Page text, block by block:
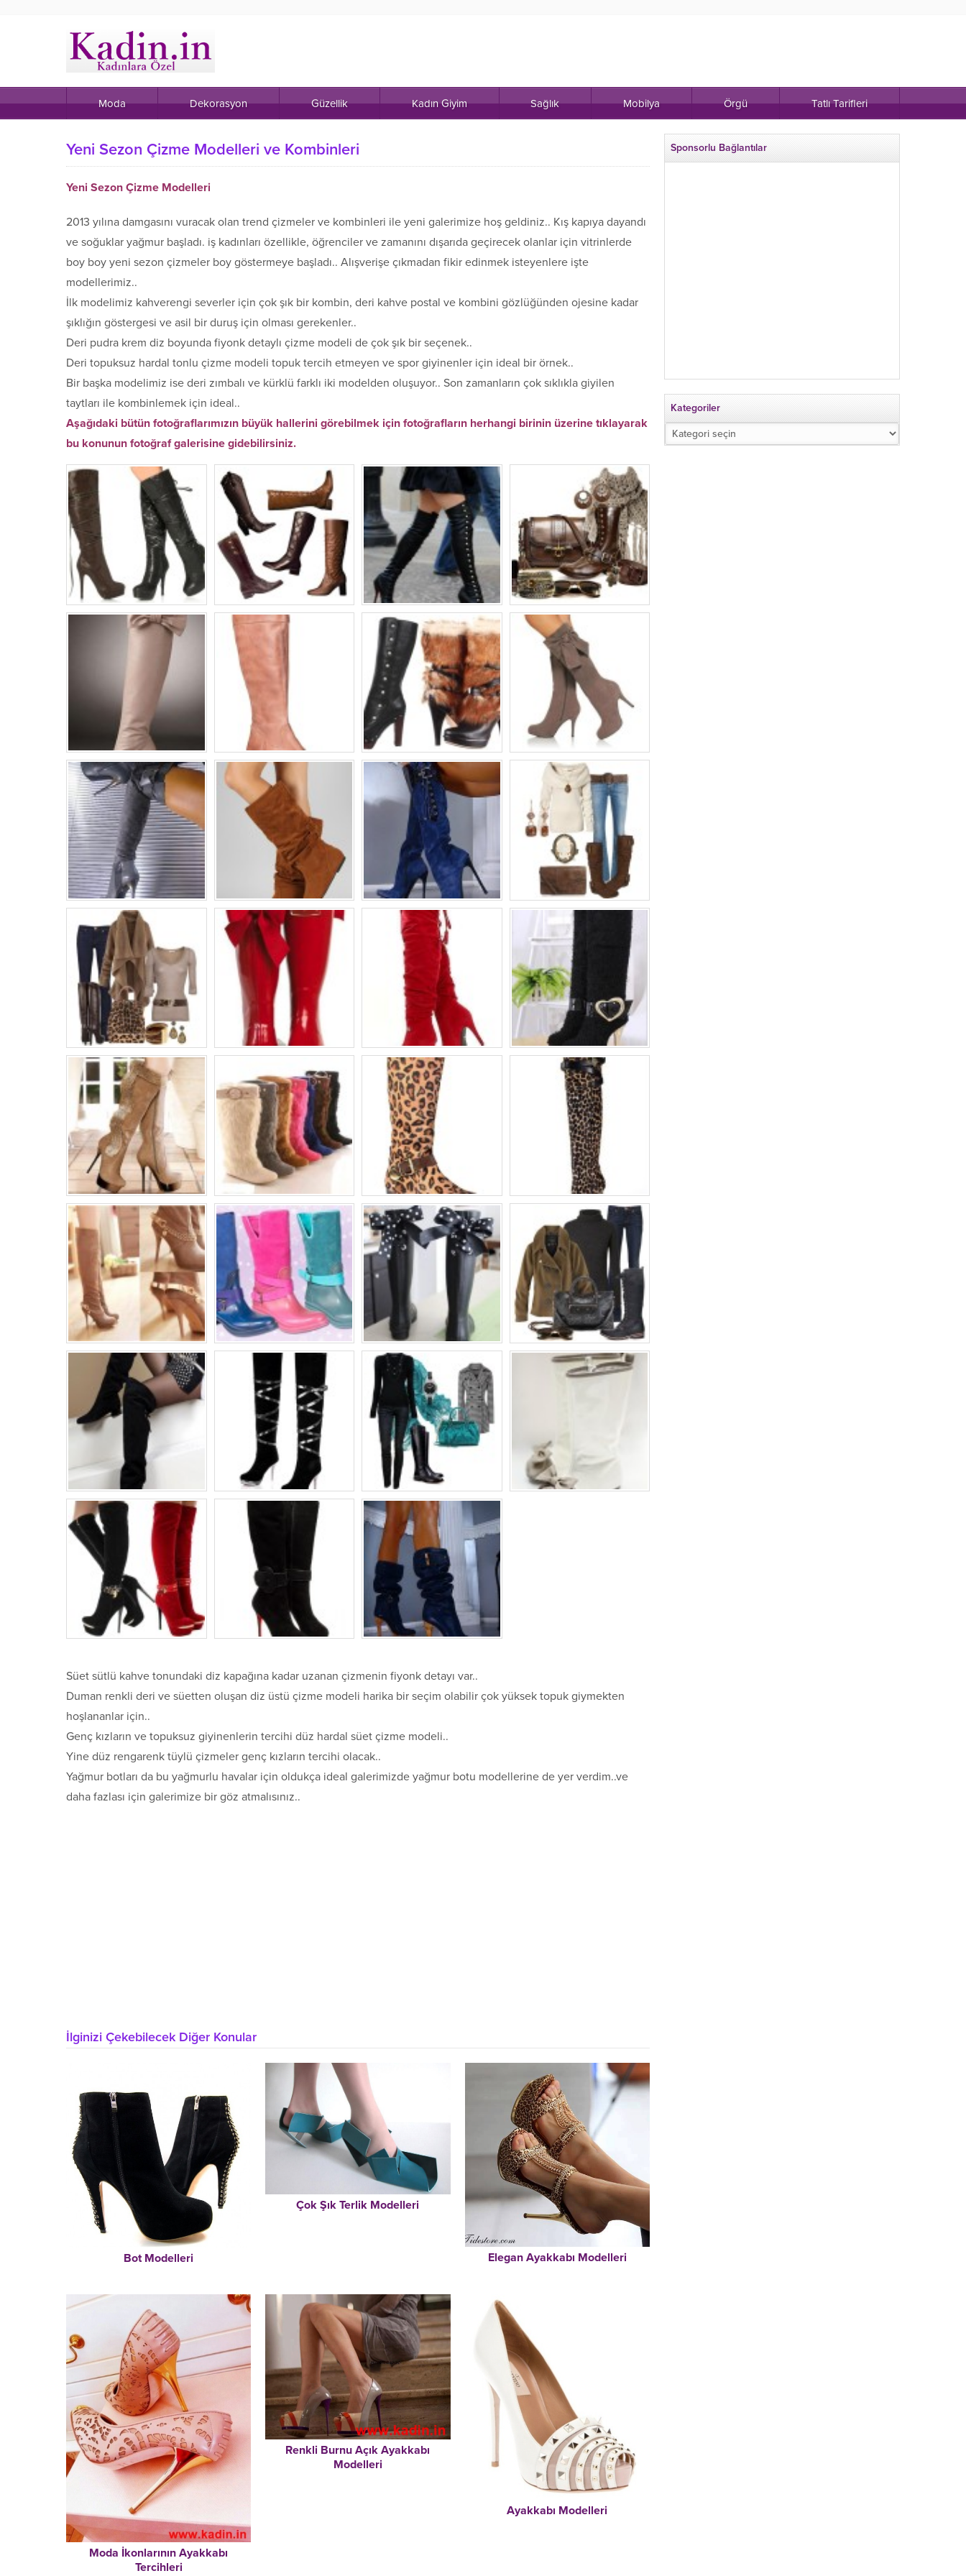
Moda Dekorasyon Güzellik Kadın Giyim Sağlık Mobilya Örgü Tatlı Tarifleri
Yeni Sezon Çizme Modelleri ve Kombinleri
Yeni Sezon Çizme Modelleri
2013 yılına damgasını vuracak olan trend çizmeler ve kombinleri ile yeni galerimize hoş geldiniz.. Kış kapıya dayandı
ve soğuklar yağmur başladı. iş kadınları özellikle, öğrenciler ve zamanını dışarıda geçirecek olanlar için vitrinlerde
boy boy yeni sezon çizmeler boy göstermeye başladı.. Alışverişe çıkmadan fikir edinmek isteyenlere işte
modellerimiz..
İlk modelimiz kahverengi severler için çok şık bir kombin, deri kahve postal ve kombini gözlüğünden ojesine kadar
şıklığın göstergesi ve asil bir duruş için olması gerekenler..
Deri pudra krem diz boyunda fiyonk detaylı çizme modeli de çok şık bir seçenek..
Deri topuksuz hardal tonlu çizme modeli topuk tercih etmeyen ve spor giyinenler için ideal bir örnek..
Bir başka modelimiz ise deri zımbalı ve kürklü farklı iki modelden oluşuyor.. Son zamanların çok sıklıkla giyilen
taytları ile kombinlemek için ideal..
Aşağıdaki bütün fotoğraflarımızın büyük hallerini görebilmek için fotoğrafların herhangi birinin üzerine tıklayarak
bu konunun fotoğraf galerisine gidebilirsiniz.
Süet sütlü kahve tonundaki diz kapağına kadar uzanan çizmenin fiyonk detayı var..
Duman renkli deri ve süetten oluşan diz üstü çizme modeli harika bir seçim olabilir çok yüksek topuk giymekten
hoşlananlar için..
Genç kızların ve topuksuz giyinenlerin tercihi düz hardal süet çizme modeli..
Yine düz rengarenk tüylü çizmeler genç kızların tercihi olacak..
Yağmur botları da bu yağmurlu havalar için oldukça ideal galerimizde yağmur botu modellerine de yer verdim..ve
daha fazlası için galerimize bir göz atmalısınız..
İlginizi Çekebilecek Diğer Konular
Bot Modelleri
Çok Şık Terlik Modelleri
Elegan Ayakkabı Modelleri
Moda İkonlarının Ayakkabı
Tercihleri
Renkli Burnu Açık Ayakkabı
Modelleri
Ayakkabı Modelleri
Sponsorlu Bağlantılar
Kategoriler
Kategoriler